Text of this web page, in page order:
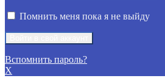
Помнить меня пока я не выйду
Вспомнить пароль?
X